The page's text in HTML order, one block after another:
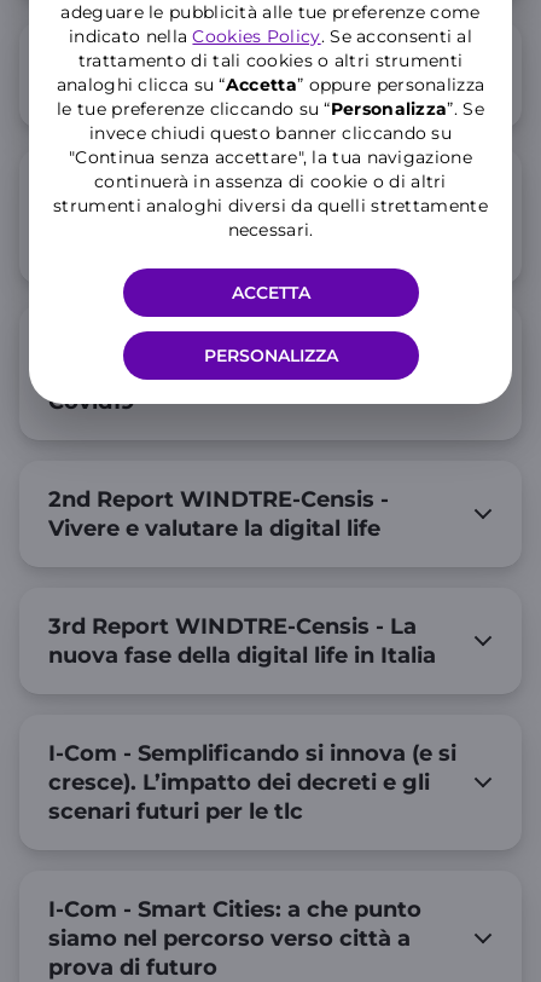
adeguare le pubblicità alle tue preferenze come
indicato nellaCookies Policy. Se acconsenti al
trattamento di tali cookies o altri strumenti
analoghi clicca su “Accetta” oppure personalizza
le tue preferenze cliccando su “Personalizza”. Se
invece chiudi questo banner cliccando su
"Continua senza accettare", la tua navigazione
continuerà in assenza di cookie o di altri
strumenti analoghi diversi da quelli strettamente
necessari.
PERSONALIZZA
ACCETTA
I-Com Futur#Lab - Da Nimby a
Pimby fare infrastrutture in Italia
I-Com Join Futur#Lab - 5G:il 5G tra
percezione dei rischi e impatto sulla
1st Report WindTre-Censis - Il valore
della connettività nell'Italia del dopo
Covid19
2nd Report WINDTRE-Censis -
Vivere e valutare la digital life
3rd Report WINDTRE-Censis - La
nuova fase della digital life in Italia
I-Com - Semplificando si innova (e si
cresce). L’impatto dei decreti e gli
scenari futuri per le tlc
I-Com - Smart Cities: a che punto
siamo nel percorso verso città a
prova di futuro